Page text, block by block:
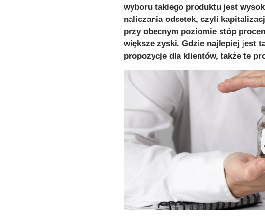
wyboru takiego produktu jest
naliczania odsetek, czyli
przy obecnym poziomie stóp
większe zyski. Gdzie najlepiej jest
propozycje dla klientów, także te